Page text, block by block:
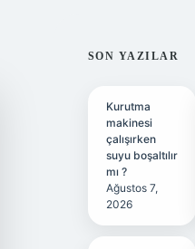
SON YAZILAR
Kurutma
makinesi
çalışırken
suyu boşaltılır
mı ?
Ağustos 7,
2026